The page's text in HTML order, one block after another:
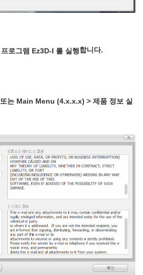
로그램 Ez3D-I 를 실행합니다.
또는 Main Menu (4.x.x.x) > 제품 정보 실